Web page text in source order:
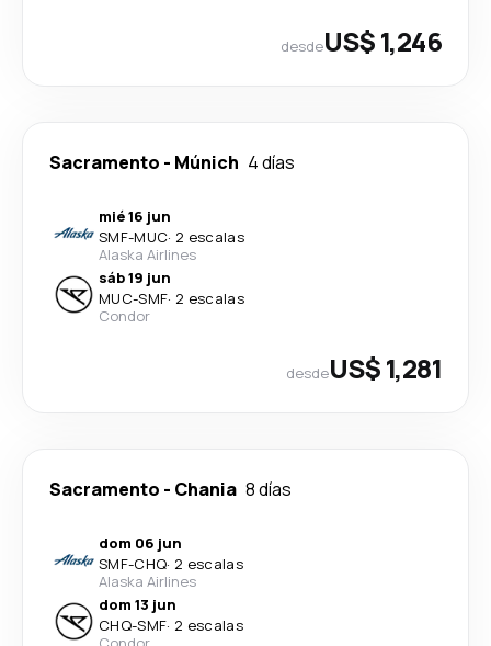
desdeUS$ 1,246
Sacramento - Múnich 4 días
mié 16 jun
SMF-MUC· 2 escalas
Alaska Airlines
sáb 19 jun
MUC-SMF· 2 escalas
Condor
desdeUS$ 1,281
Sacramento - Chania 8 días
dom 06 jun
SMF-CHQ· 2 escalas
Alaska Airlines
dom 13 jun
CHQ-SMF· 2 escalas